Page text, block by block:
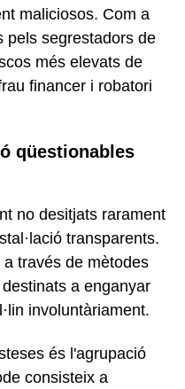
maliciosos. Com a
pels segrestadors de
més elevats de
financer i robatori
qüestionables
no desitjats rarament
transparents.
través de mètodes
a enganyar
involuntàriament.
és l'agrupació
consisteix a